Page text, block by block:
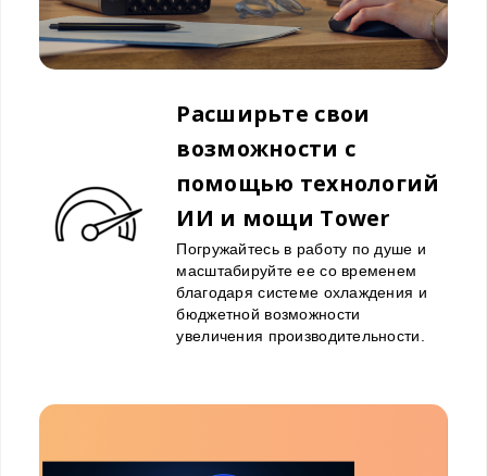
Расширьте свои
возможности с
помощью технологий
ИИ и мощи Tower
Погружайтесь в работу по душе и
масштабируйте ее со временем
благодаря системе охлаждения и
бюджетной возможности
увеличения производительности.